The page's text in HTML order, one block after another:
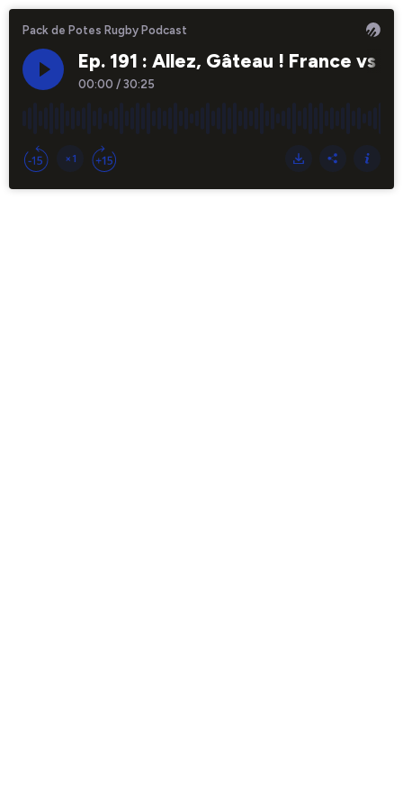
Pack de Potes Rugby Podcast
Ep. 191 : Allez, Gâteau ! France vs
00:00 / 30:25
×1